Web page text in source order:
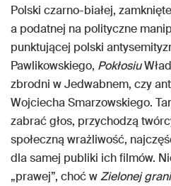
Polski czarno-białej,
a podatnej na polityczne
punktującej polski
Pawlikowskiego, Pokłosiu
zbrodni w Jedwabnem, czy
Wojciecha Smarzowskiego.
zabrać głos, przychodzą
społeczną wrażliwość,
dla samej publiki ich filmów.
„prawej”, choć wZielonej